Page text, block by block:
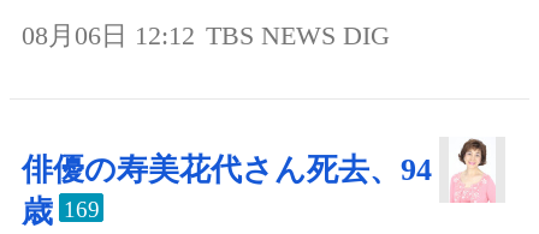
08月06日 12:12 TBS NEWS DIG
俳優の寿美花代さん死去、94
歳 169